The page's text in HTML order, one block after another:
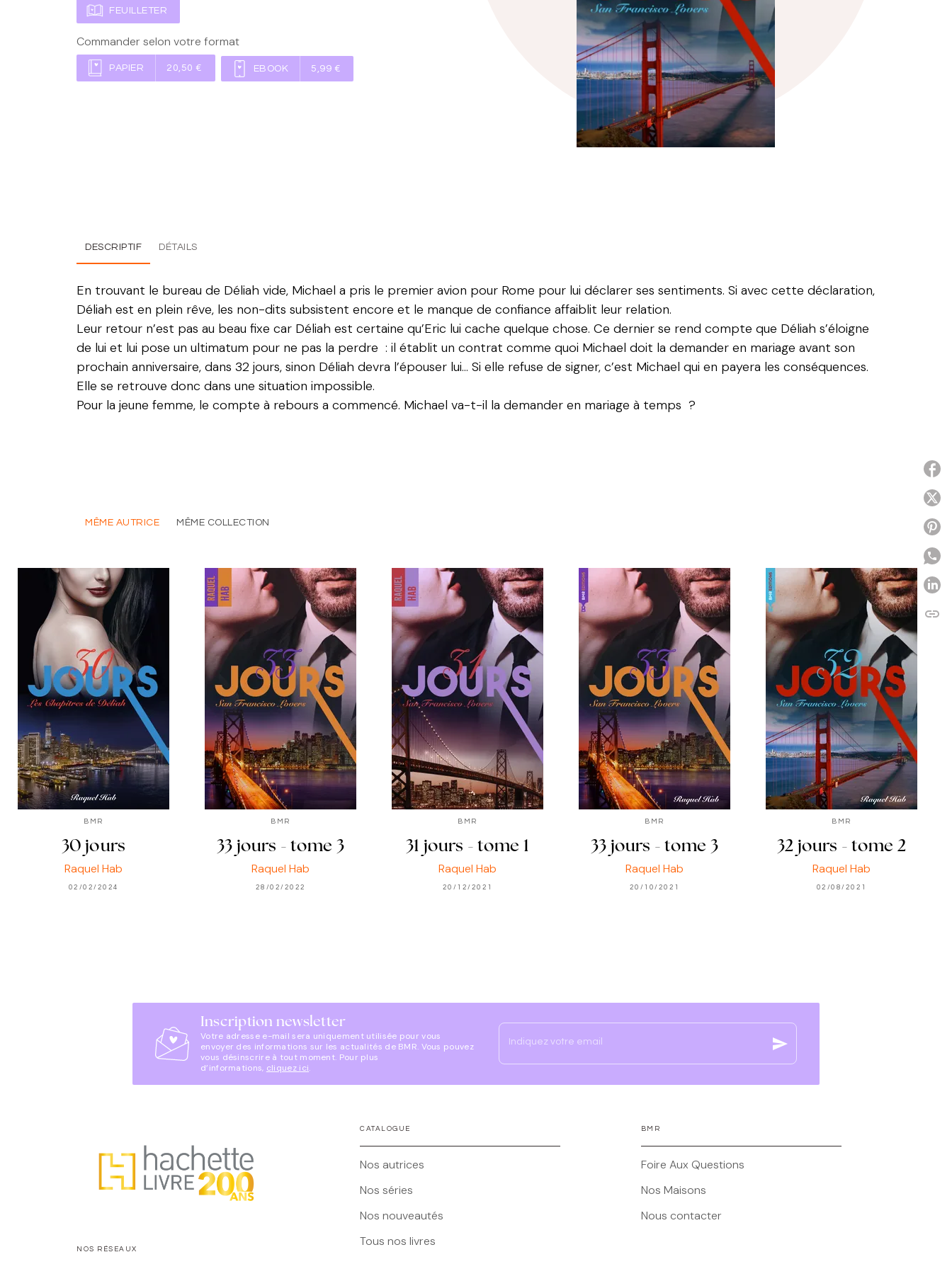
FEUILLETER
Commander selon votre format
PAPIER 20,50 € EBOOK 5,99 €
DESCRIPTIF DÉTAILS
En trouvant le bureau de Déliah vide, Michael a pris le premier avion pour Rome pour lui déclarer ses sentiments. Si avec cette déclaration,
Déliah est en plein rêve, les non-dits subsistent encore et le manque de confiance affaiblit leur relation.
Leur retour n’est pas au beau fixe car Déliah est certaine qu’Eric lui cache quelque chose. Ce dernier se rend compte que Déliah s’éloigne
de lui et lui pose un ultimatum pour ne pas la perdre : il établit un contrat comme quoi Michael doit la demander en mariage avant son
prochain anniversaire, dans 32 jours, sinon Déliah devra l’épouser lui… Si elle refuse de signer, c’est Michael qui en payera les conséquences.
Elle se retrouve donc dans une situation impossible.
Pour la jeune femme, le compte à rebours a commencé. Michael va-t-il la demander en mariage à temps ?
MÊME AUTRICE MÊME COLLECTION
BMR
30 jours
Raquel Hab
02/02/2024
BMR
33 jours - tome 3
Raquel Hab
28/02/2022
BMR
31 jours - tome 1
Raquel Hab
20/12/2021
BMR
33 jours - tome 3
Raquel Hab
20/10/2021
BMR
32 jours - tome 2
Raquel Hab
02/08/2021
link
Inscription newsletter
Votre adresse e-mail sera uniquement utilisée pour vous
envoyer des informations sur les actualités de BMR. Vous pouvez
vous désinscrire à tout moment. Pour plus
d’informations, cliquez ici.
Indiquez votre email send
NOS RÉSEAUX
CATALOGUE
Nos autrices
Nos séries
Nos nouveautés
Tous nos livres
BMR
Foire Aux Questions
Nos Maisons
Nous contacter